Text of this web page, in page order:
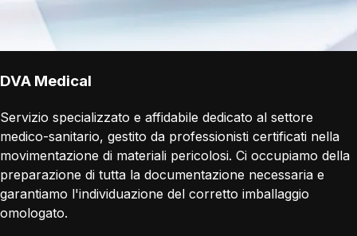
DVA Medical
Servizio specializzato e affidabile dedicato al settore
medico-sanitario, gestito da professionisti certificati nella
movimentazione di materiali pericolosi. Ci occupiamo della
preparazione di tutta la documentazione necessaria e
garantiamo l'individuazione del corretto imballaggio
omologato.